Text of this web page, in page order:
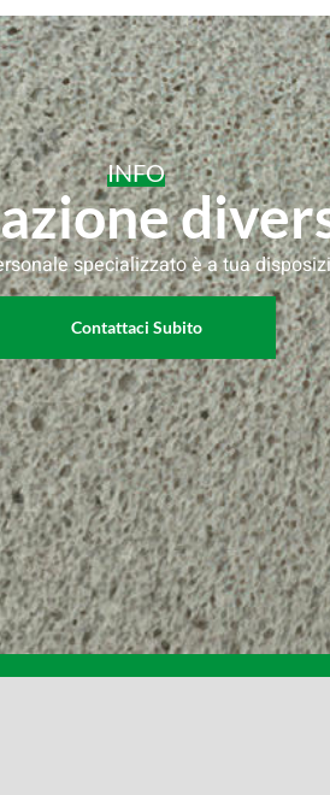
INFO
specializzato è a tua
Contattaci Subito